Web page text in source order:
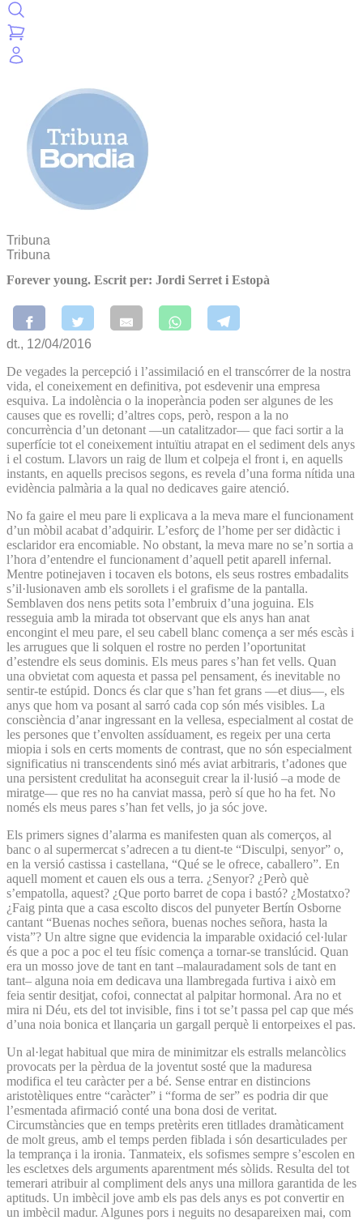
Tribuna
Tribuna
Forever young. Escrit per: Jordi Serret i Estopà
dt., 12/04/2016
De vegades la percepció i l’assimilació en el transcórrer de la nostra
vida, el coneixement en definitiva, pot esdevenir una empresa
esquiva. La indolència o la inoperància poden ser algunes de les
causes que es rovelli; d’altres cops, però, respon a la no
concurrència d’un detonant —un catalitzador— que faci sortir a la
superfície tot el coneixement intuïtiu atrapat en el sediment dels anys
i el costum. Llavors un raig de llum et colpeja el front i, en aquells
instants, en aquells precisos segons, es revela d’una forma nítida una
evidència palmària a la qual no dedicaves gaire atenció.
No fa gaire el meu pare li explicava a la meva mare el funcionament
d’un mòbil acabat d’adquirir. L’esforç de l’home per ser didàctic i
esclaridor era encomiable. No obstant, la meva mare no se’n sortia a
l’hora d’entendre el funcionament d’aquell petit aparell infernal.
Mentre potinejaven i tocaven els botons, els seus rostres embadalits
s’il·lusionaven amb els sorollets i el grafisme de la pantalla.
Semblaven dos nens petits sota l’embruix d’una joguina. Els
resseguia amb la mirada tot observant que els anys han anat
encongint el meu pare, el seu cabell blanc comença a ser més escàs i
les arrugues que li solquen el rostre no perden l’oportunitat
d’estendre els seus dominis. Els meus pares s’han fet vells. Quan
una obvietat com aquesta et passa pel pensament, és inevitable no
sentir-te estúpid. Doncs és clar que s’han fet grans —et dius—, els
anys que hom va posant al sarró cada cop són més visibles. La
consciència d’anar ingressant en la vellesa, especialment al costat de
les persones que t’envolten assíduament, es regeix per una certa
miopia i sols en certs moments de contrast, que no són especialment
significatius ni transcendents sinó més aviat arbitraris, t’adones que
una persistent credulitat ha aconseguit crear la il·lusió –a mode de
miratge— que res no ha canviat massa, però sí que ho ha fet. No
només els meus pares s’han fet vells, jo ja sóc jove.
Els primers signes d’alarma es manifesten quan als comerços, al
banc o al supermercat s’adrecen a tu dient-te “Disculpi, senyor” o,
en la versió castissa i castellana, “Qué se le ofrece, caballero”. En
aquell moment et cauen els ous a terra. ¿Senyor? ¿Però què
s’empatolla, aquest? ¿Que porto barret de copa i bastó? ¿Mostatxo?
¿Faig pinta que a casa escolto discos del punyeter Bertín Osborne
cantant “Buenas noches señora, buenas noches señora, hasta la
vista”? Un altre signe que evidencia la imparable oxidació cel·lular
és que a poc a poc el teu físic comença a tornar-se translúcid. Quan
era un mosso jove de tant en tant –malauradament sols de tant en
tant– alguna noia em dedicava una llambregada furtiva i això em
feia sentir desitjat, cofoi, connectat al palpitar hormonal. Ara no et
mira ni Déu, ets del tot invisible, fins i tot se’t passa pel cap que més
d’una noia bonica et llançaria un gargall perquè li entorpeixes el pas.
Un al·legat habitual que mira de minimitzar els estralls melancòlics
provocats per la pèrdua de la joventut sosté que la maduresa
modifica el teu caràcter per a bé. Sense entrar en distincions
aristotèliques entre “caràcter” i “forma de ser” es podria dir que
l’esmentada afirmació conté una bona dosi de veritat.
Circumstàncies que en temps pretèrits eren titllades dramàticament
de molt greus, amb el temps perden fiblada i són desarticulades per
la temprança i la ironia. Tanmateix, els sofismes sempre s’escolen en
les escletxes dels arguments aparentment més sòlids. Resulta del tot
temerari atribuir al compliment dels anys una millora garantida de les
aptituds. Un imbècil jove amb els pas dels anys es pot convertir en
un imbècil madur. Algunes pors i neguits no desapareixen mai, com